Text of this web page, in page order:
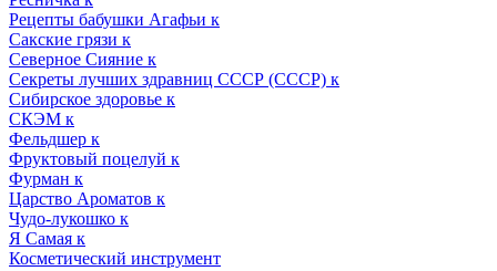
Рецепты бабушки Агафьи к
Сакские грязи к
Северное Сияние к
Секреты лучших здравниц СССР (СССР) к
Сибирское здоровье к
СКЭМ к
Фельдшер к
Фруктовый поцелуй к
Фурман к
Царство Ароматов к
Чудо-лукошко к
Я Самая к
Косметический инструмент